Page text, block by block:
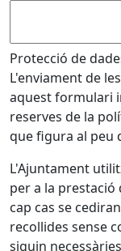
Protecció de
L'enviament de
aquest formulari
reserves de la
que figura al peu
L'Ajuntament
per a la prestació
cap cas se
recollides sense
siguin